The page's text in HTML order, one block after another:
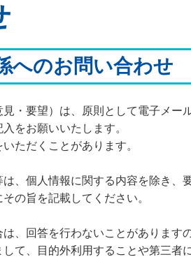
へのお問い合わせ
・要望）は、原則として電子メー
をお願いいたします。
ただくことがあります。
、個人情報に関する内容を除き
の旨を記載してください。
、回答を行わないことがあります
て、目的外利用することや第三者